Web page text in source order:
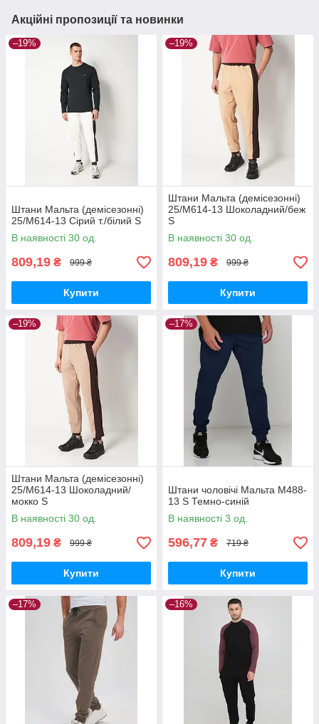
Акційні пропозиції та новинки
–19%
Штани Мальта (демісезонні)
25/М614-13 Сірий т./білий S
В наявності 30 од.
809,19 ₴ 999 ₴
Купити
–19%
Штани Мальта (демісезонні)
25/М614-13 Шоколадний/беж
S
В наявності 30 од.
809,19 ₴ 999 ₴
Купити
–19%
Штани Мальта (демісезонні)
25/М614-13 Шоколадний/
мокко S
В наявності 30 од.
809,19 ₴ 999 ₴
Купити
–17%
Штани чоловічі Мальта М488-
13 S Темно-синій
В наявності 3 од.
596,77 ₴ 719 ₴
Купити
–17% –16%